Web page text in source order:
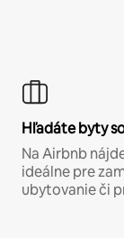
Hľadáte byty
Na Airbnb
ideálne pre
ubytovanie či